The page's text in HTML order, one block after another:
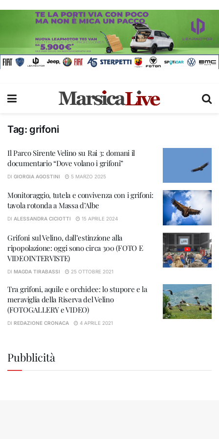
Tag: grifoni
Il Parco Sirente Velino su Rai 3: domani il
documentario “Dove volano i grifoni”
DI GIORGIA AGOSTINI 5 MARZO 2025
Monitoraggio, tutela e convivenza con i grifoni:
tavola rotonda a Massa d’Albe
DI ALESSANDRA CICIOTTI 15 APRILE 2024
Grifoni sul Velino, dall’estinzione alla
ripopolazione: oggi sono circa 300 (FOTO E
VIDEOINTERVISTE)
DI MAGDA TIRABASSI 25 OTTOBRE 2021
Tra grifoni, aquile e orchidee: lo stupore e la
meraviglia della Riserva del Velino
(FOTOGALLERY e VIDEO)
DI REDAZIONE CRONACA 4 APRILE 2021
Pubblicità